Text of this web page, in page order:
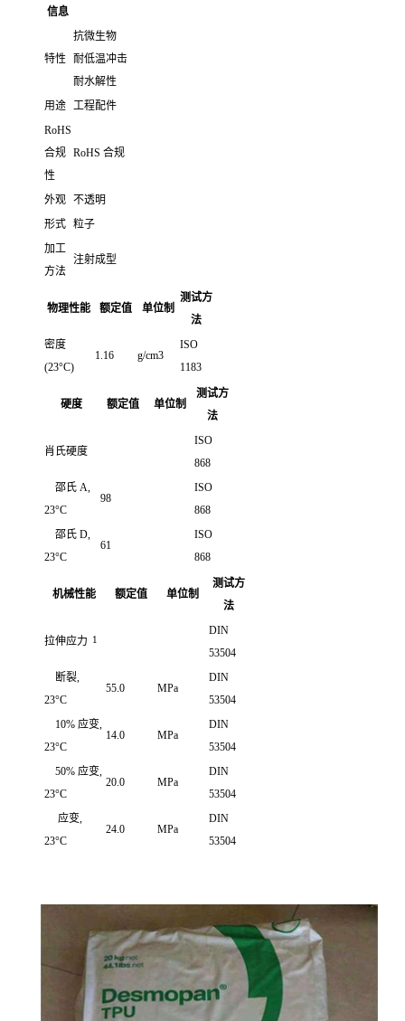
信息
特性
抗微生物
耐低温冲击
耐水解性
用途
工程配件
RoHS
合规
性
RoHS 合规
外观 不透明
形式 粒子
加工
方法
注射成型
物理性能 额定值 单位制
测试方
法
密度
(23°C)
1.16 g/cm3
ISO
1183
硬度 额定值 单位制
测试方
法
肖氏硬度
ISO
868
邵氏 A,
23°C
98
ISO
868
邵氏 D,
23°C
61
ISO
868
机械性能 额定值 单位制
测试方
法
拉伸应力 1
DIN
53504
断裂,
23°C
55.0 MPa
DIN
53504
10% 应变,
23°C
14.0 MPa
DIN
53504
50% 应变,
23°C
20.0 MPa
DIN
53504
应变,
23°C
24.0 MPa
DIN
53504